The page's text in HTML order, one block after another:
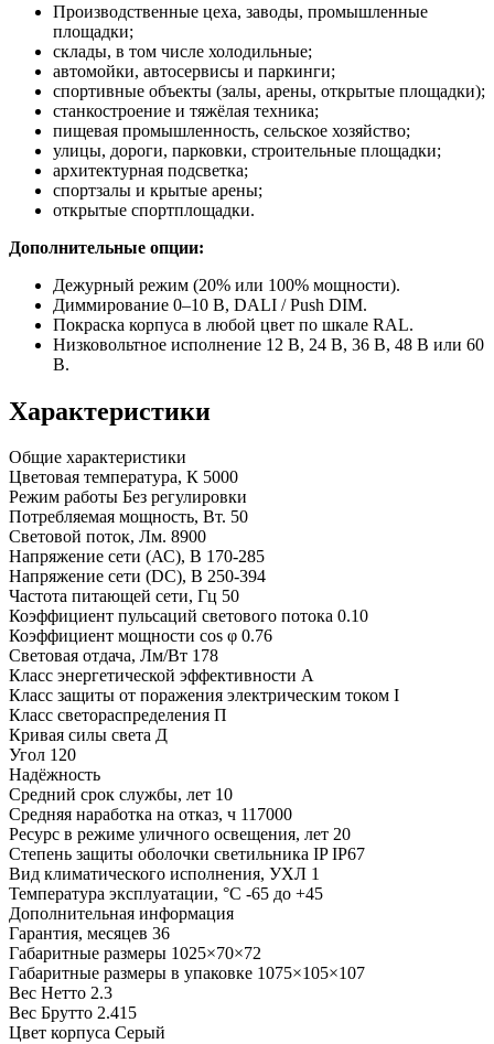
Производственные цеха, заводы, промышленные
площадки;
склады, в том числе холодильные;
автомойки, автосервисы и паркинги;
спортивные объекты (залы, арены, открытые площадки);
станкостроение и тяжёлая техника;
пищевая промышленность, сельское хозяйство;
улицы, дороги, парковки, строительные площадки;
архитектурная подсветка;
спортзалы и крытые арены;
открытые спортплощадки.
Дополнительные опции:
Дежурный режим (20% или 100% мощности).
Диммирование 0–10 В, DALI / Push DIM.
Покраска корпуса в любой цвет по шкале RAL.
Низковольтное исполнение 12 В, 24 В, 36 В, 48 В или 60
В.
Характеристики
Общие характеристики
Цветовая температура, К 5000
Режим работы Без регулировки
Потребляемая мощность, Вт. 50
Световой поток, Лм. 8900
Напряжение сети (АС), В 170-285
Напряжение сети (DC), В 250-394
Частота питающей сети, Гц 50
Коэффициент пульсаций светового потока 0.10
Коэффициент мощности cos φ 0.76
Световая отдача, Лм/Вт 178
Класс энергетической эффективности A
Класс защиты от поражения электрическим током I
Класс светораспределения П
Кривая силы света Д
Угол 120
Надёжность
Средний срок службы, лет 10
Средняя наработка на отказ, ч 117000
Ресурс в режиме уличного освещения, лет 20
Степень защиты оболочки светильника IP IP67
Вид климатического исполнения, УХЛ 1
Температура эксплуатации, °С -65 до +45
Дополнительная информация
Гарантия, месяцев 36
Габаритные размеры 1025×70×72
Габаритные размеры в упаковке 1075×105×107
Вес Нетто 2.3
Вес Брутто 2.415
Цвет корпуса Серый